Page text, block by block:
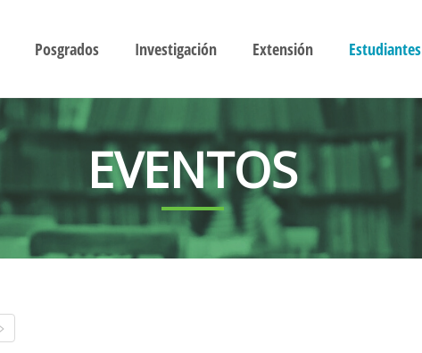
Posgrados Investigación Extensión Estudiantes
EVENTOS